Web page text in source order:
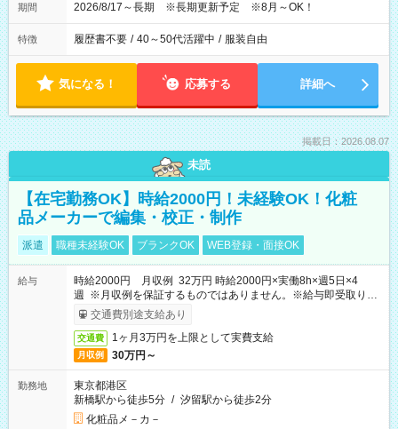
期間 2026/8/17～長期 ※長期更新予定 ※8月～OK！
特徴 履歴書不要 / 40～50代活躍中 / 服装自由
気になる！ 応募する 詳細へ
掲載日：2026.08.07
未読
【在宅勤務OK】時給2000円！未経験OK！化粧
品メーカーで編集・校正・制作
派遣 職種未経験OK ブランクOK WEB登録・面接OK
給与
時給2000円 月収例 32万円 時給2000円×実働8h×週5日×4
週 ※月収例を保証するものではありません。※給与即受取りサ
ービス利用可（利用条件有）
交通費別途支給あり
交通費 1ヶ月3万円を上限として実費支給
月収例 30万円～
勤務地
東京都港区
新橋駅から徒歩5分 / 汐留駅から徒歩2分
化粧品メ－カ－